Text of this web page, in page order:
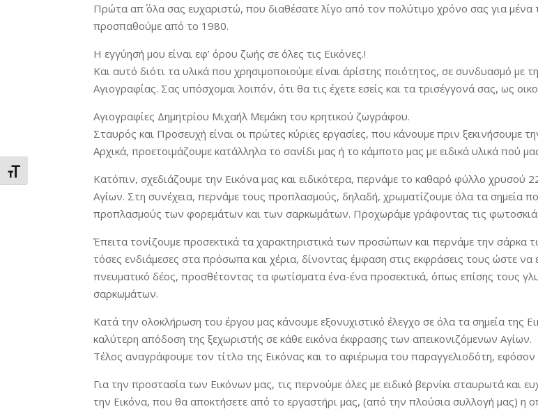
Εναλλαγή Μεγέθους Γραμμάτων
Πρώτα απ΄ όλα σας ευχαριστώ, που διαθέσατε λίγο από τον πολύτιμο χρόνο σας για μένα
προσπαθούμε από το 1980.
Η εγγύησή μου είναι εφ’ όρου ζωής σε όλες τις Εικόνες.!
Και αυτό διότι τα υλικά που χρησιμοποιούμε είναι άρίστης ποιότητος, σε συνδυασμό
Αγιογραφίας. Σας υπόσχομαι λοιπόν, ότι θα τις έχετε εσείς και τα τρισέγγονά σας, ως
Αγιογραφίες Δημητρίου Μιχαήλ Μεμάκη του κρητικού ζωγράφου.
Σταυρός και Προσευχή είναι οι πρώτες κύριες εργασίες, που κάνουμε πριν ξεκινήσουμε
Αρχικά, προετοιμάζουμε κατάλληλα το σανίδι μας ή το κάμποτο μας με ειδικά υλικά πού
Κατόπιν, σχεδιάζουμε την Εικόνα μας και ειδικότερα, περνάμε το καθαρό φύλλο
Αγίων. Στη συνέχεια, περνάμε τους προπλασμούς, δηλαδή, χρωματίζουμε όλα τα σημεία
προπλασμούς των φορεμάτων και των σαρκωμάτων. Προχωράμε γράφοντας τις
Έπειτα τονίζουμε προσεκτικά τα χαρακτηριστικά των προσώπων και περνάμε την σάρκα
τόσες ενδιάμεσες στα πρόσωπα και χέρια, δίνοντας έμφαση στις εκφράσεις τους ώστε
πνευματικό δέος, προσθέτοντας τα φωτίσματα ένα-ένα προσεκτικά, όπως επίσης τους
σαρκωμάτων.
Κατά την ολοκλήρωση του έργου μας κάνουμε εξονυχιστικό έλεγχο σε όλα τα σημεία της
καλύτερη απόδοση της ξεχωριστής σε κάθε εικόνα έκφρασης των απεικονιζόμενων Αγίων.
Τέλος αναγράφουμε τον τίτλο της Εικόνας και το αφιέρωμα του παραγγελιοδότη, εφόσον
Για την προστασία των Εικόνων μας, τις περνούμε όλες με ειδικό βερνίκι σταυρωτά και
την Εικόνα, που θα αποκτήσετε από το εργαστήρι μας, (από την πλούσια συλλογή μας) η